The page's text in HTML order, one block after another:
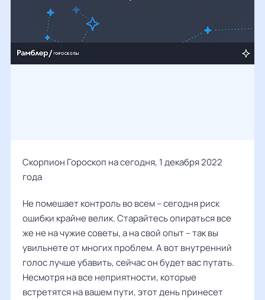
Скорпион Гороскоп на сегодня, 1 декабря 2022
года
Не помешает контроль во всем – сегодня риск
ошибки крайне велик. Старайтесь опираться все
же не на чужие советы, а на свой опыт – так вы
увильнете от многих проблем. А вот внутренний
голос лучше убавить, сейчас он будет вас путать.
Несмотря на все неприятности, которые
встретятся на вашем пути, этот день принесет